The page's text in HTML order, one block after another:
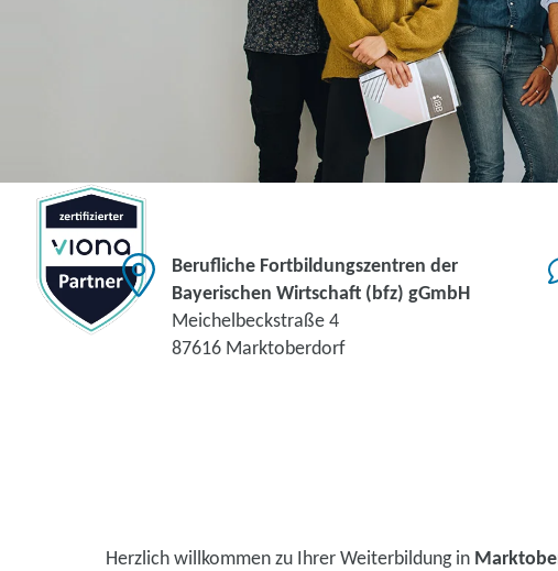
Berufliche Fortbildungszentren der
Bayerischen Wirtschaft (bfz) gGmbH
Meichelbeckstraße 4
87616 Marktoberdorf
Herzlich willkommen zu Ihrer Weiterbildung in